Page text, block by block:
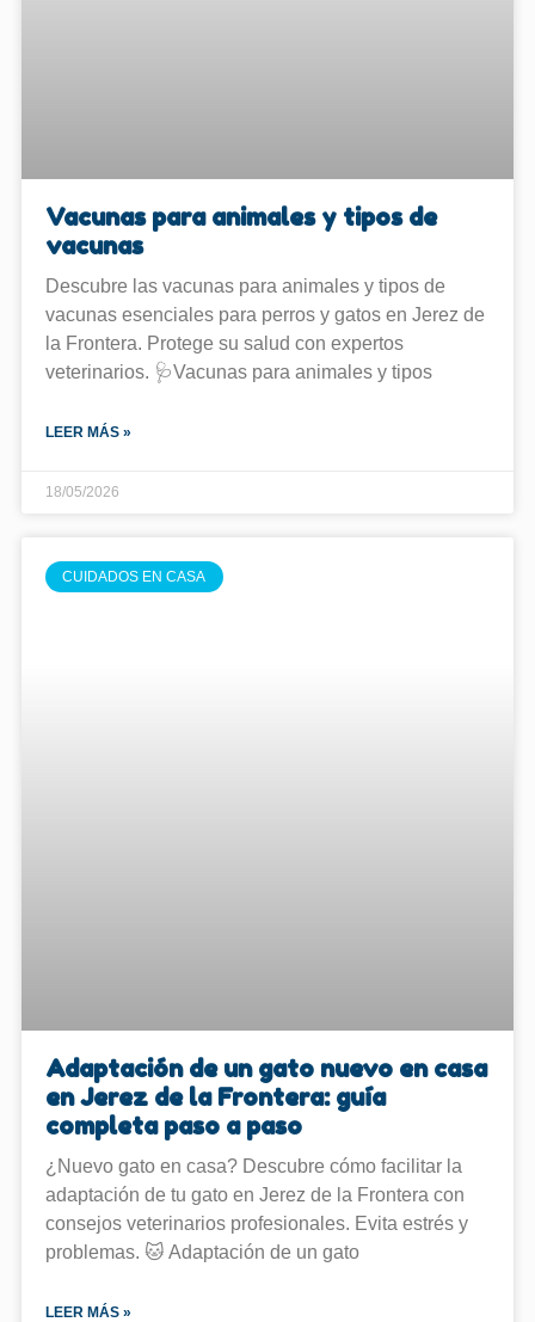
Vacunas para animales y tipos de
vacunas
Descubre las vacunas para animales y tipos de
vacunas esenciales para perros y gatos en Jerez de
la Frontera. Protege su salud con expertos
veterinarios. 🩺Vacunas para animales y tipos
LEER MÁS »
18/05/2026
CUIDADOS EN CASA
Adaptación de un gato nuevo en casa
en Jerez de la Frontera: guía
completa paso a paso
¿Nuevo gato en casa? Descubre cómo facilitar la
adaptación de tu gato en Jerez de la Frontera con
consejos veterinarios profesionales. Evita estrés y
problemas. 🐱 Adaptación de un gato
LEER MÁS »